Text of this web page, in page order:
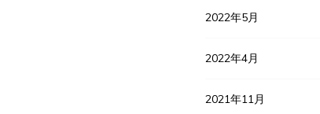
2022年5月
2022年4月
2021年11月